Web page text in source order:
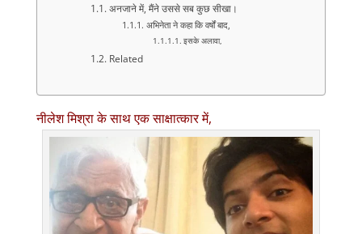
अनजाने में, मैंने उससे सब कुछ सीखा।
अभिनेता ने कहा कि वर्षों बाद,
इसके अलावा,
Related
नीलेश मिश्रा के साथ एक साक्षात्कार में,